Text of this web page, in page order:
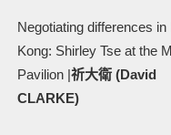
Negotiating differences in
Kong: Shirley Tse at the
Pavilion |祈大衛 (David
CLARKE)